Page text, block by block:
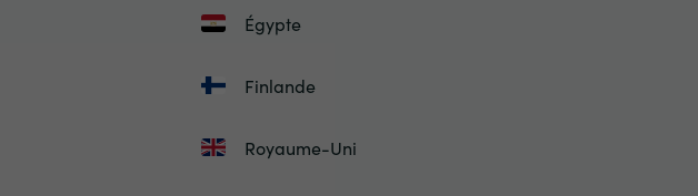
Égypte
Finlande
Royaume-Uni